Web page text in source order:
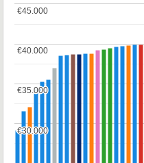
€30.000
€30.000
€35.000
€35.000
€40.000
€40.000
€45.000
€45.000